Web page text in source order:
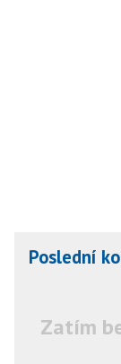
Poslední
Zatím